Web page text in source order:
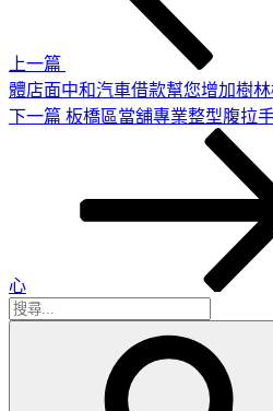
上一篇
體店面中和汽車借款幫您增加樹
下
下一篇 板橋區當舖專業整型腹拉
心
搜